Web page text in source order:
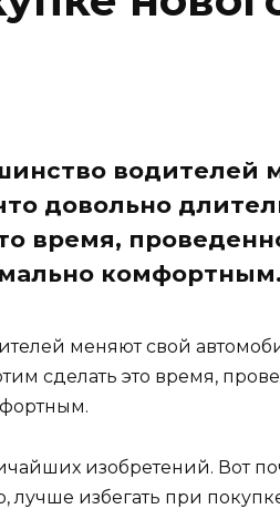
водителей
довольно
время,
комфортным.
меняют свой
сделать это время,
изобретений. Вот
избегать при